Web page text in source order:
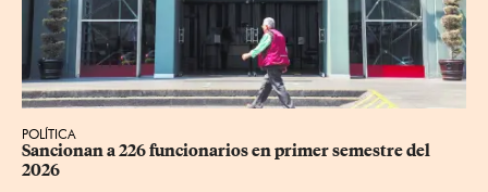
POLÍTICA
Sancionan a 226 funcionarios en primer semestre del
2026